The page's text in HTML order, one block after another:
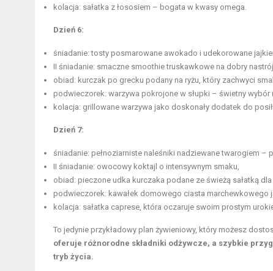
kolacja: sałatka z łososiem – bogata w kwasy omega.
Dzień 6:
śniadanie: tosty posmarowane awokado i udekorowane
II śniadanie: smaczne smoothie truskawkowe na dobry nastrój,
obiad: kurczak po grecku podany na ryżu, który zachwyci
podwieczorek: warzywa pokrojone w słupki – świetny wybór
kolacja: grillowane warzywa jako doskonały dodatek do
Dzień 7:
śniadanie: pełnoziarniste naleśniki nadziewane twarogiem –
II śniadanie: owocowy koktajl o intensywnym smaku,
obiad: pieczone udka kurczaka podane ze świeżą sałatką
podwieczorek: kawałek domowego ciasta marchewkowego
kolacja: sałatka caprese, która oczaruje swoim prostym
To jedynie przykładowy plan żywieniowy, który możesz
oferuje różnorodne składniki odżywcze, a szybkie
tryb życia.